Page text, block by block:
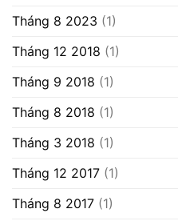
Tháng 8 2023 (1)
Tháng 12 2018 (1)
Tháng 9 2018 (1)
Tháng 8 2018 (1)
Tháng 3 2018 (1)
Tháng 12 2017 (1)
Tháng 8 2017 (1)